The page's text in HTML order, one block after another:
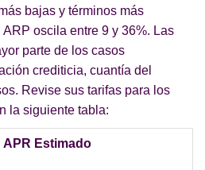
bajas y términos más
oscila entre 9 y 36%. Las
parte de los casos
crediticia, cuantía del
Revise sus tarifas para los
la siguiente tabla:
APR Estimado